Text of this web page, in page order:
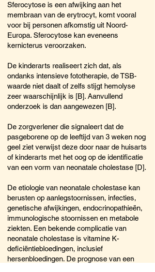
Sferocytose is een afwijking aan het
membraan van de erytrocyt, komt vooral
voor bij personen afkomstig uit Noord-
Europa. Sferocytose kan eveneens
kernicterus veroorzaken.
De kinderarts realiseert zich dat, als
ondanks intensieve fototherapie, de TSB-
waarde niet daalt of zelfs stijgt hemolyse
zeer waarschijnlijk is [B]. Aanvullend
onderzoek is dan aangewezen [B].
De zorgverlener die signaleert dat de
pasgeborene op de leeftijd van 3 weken nog
geel ziet verwijst deze door naar de huisarts
of kinderarts met het oog op de identificatie
van een vorm van neonatale cholestase [D].
De etiologie van neonatale cholestase kan
berusten op aanlegstoornissen, infecties,
genetische afwijkingen, endocrinopathieën,
immunologische stoornissen en metabole
ziekten. Een bekende complicatie van
neonatale cholestase is vitamine K-
deficiëntiebloedingen, inclusief
hersenbloedingen. De prognose van een